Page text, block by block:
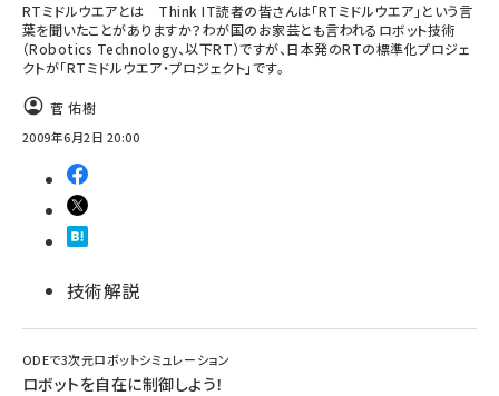
RTミドルウエアとは Think IT読者の皆さんは「RTミドルウエア」という言
葉を聞いたことがありますか？わが国のお家芸とも言われるロボット技術
（Robotics Technology、以下RT）ですが、日本発のRTの標準化プロジェ
クトが「RTミドルウエア・プロジェクト」です。
菅 佑樹
2009年6月2日 20:00
技術解説
ODEで3次元ロボットシミュレーション
ロボットを自在に制御しよう！